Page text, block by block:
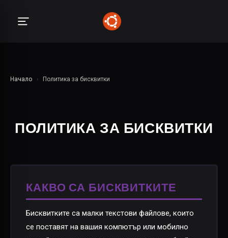
Начало › Политика за бисквитки
ПОЛИТИКА ЗА БИСКВИТКИ
КАКВО СА БИСКВИТКИТЕ
Бисквитките са малки текстови файлове, които
се поставят на вашия компютър или мобилно